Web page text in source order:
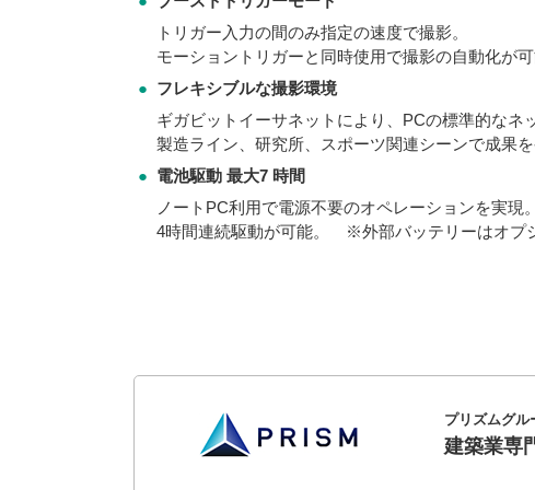
トリガー入力の間のみ指定の速度で撮影。
モーショントリガーと同時使用で撮影の自動化が可
● フレキシブルな撮影環境
ギガビットイーサネットにより、PCの標準的なネ
製造ライン、研究所、スポーツ関連シーンで成果を
● 電池駆動 最大7 時間
ノートPC利用で電源不要のオペレーションを実現。
4時間連続駆動が可能。 ※外部バッテリーはオプ
プリズムグル
建築業専